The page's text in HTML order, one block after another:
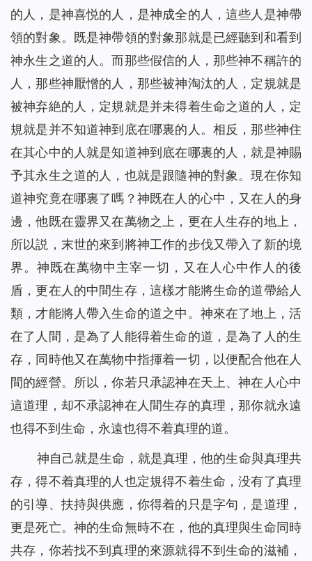
的人，是神喜悦的人，是神成全的人，這些人是神帶
領的對象。既是神帶領的對象那就是已經聽到和看到
神永生之道的人。而那些假信的人，那些神不稱許的
人，那些神厭憎的人，那些被神淘汰的人，定規就是
被神弃絶的人，定規就是并未得着生命之道的人，定
規就是并不知道神到底在哪裏的人。相反，那些神住
在其心中的人就是知道神到底在哪裏的人，就是神賜
予其永生之道的人，也就是跟隨神的對象。現在你知
道神究竟在哪裏了嗎？神既在人的心中，又在人的身
邊，他既在靈界又在萬物之上，更在人生存的地上，
所以説，末世的來到將神工作的步伐又帶入了新的境
界。神既在萬物中主宰一切，又在人心中作人的後
盾，更在人的中間生存，這樣才能將生命的道帶給人
類，才能將人帶入生命的道之中。神來在了地上，活
在了人間，是為了人能得着生命的道，是為了人的生
存，同時他又在萬物中指揮着一切，以便配合他在人
間的經營。所以，你若只承認神在天上、神在人心中
這道理，却不承認神在人間生存的真理，那你就永遠
也得不到生命，永遠也得不着真理的道。
神自己就是生命，就是真理，他的生命與真理共
存，得不着真理的人也定規得不着生命，没有了真理
的引導、扶持與供應，你得着的只是字句，是道理，
更是死亡。神的生命無時不在，他的真理與生命同時
共存，你若找不到真理的來源就得不到生命的滋補，